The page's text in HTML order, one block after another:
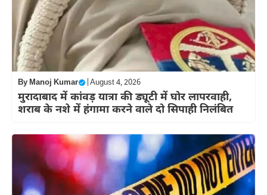
ByManoj Kumar August 4, 2026
मुरादाबाद में कांवड़ यात्रा की ड्यूटी में घोर लापरवाही,
शराब के नशे में हंगामा करने वाले दो सिपाही निलंबित